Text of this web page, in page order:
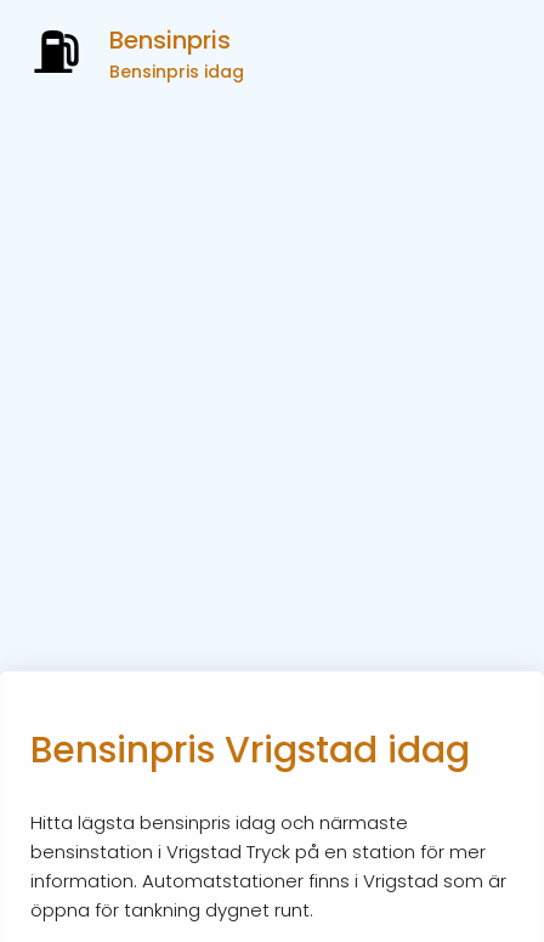
Bensinpris
Bensinpris idag
Bensinpris Vrigstad idag
Hitta lägsta bensinpris idag och närmaste
bensinstation i Vrigstad Tryck på en station för mer
information. Automatstationer finns i Vrigstad som är
öppna för tankning dygnet runt.